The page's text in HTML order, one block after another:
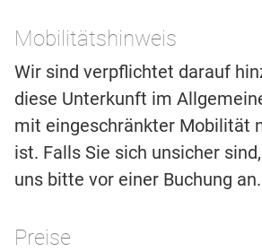
Mobilitätshinweis
Wir sind verpflichtet darauf
diese Unterkunft im
mit eingeschränkter Mobilität
ist. Falls Sie sich unsicher
uns bitte vor einer Buchung an.
Preise